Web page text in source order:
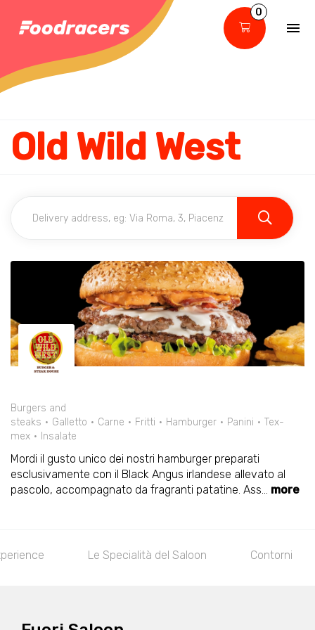
0
Old Wild West
Burgers and
steaks
Galletto Carne Fritti Hamburger Panini
Tex-
mex
Insalate
Mordi il gusto unico dei nostri hamburger preparati
esclusivamente con il Black Angus irlandese allevato al
pascolo, accompagnato da fragranti patatine. Ass... more
Le Specialità del Saloon Contorni